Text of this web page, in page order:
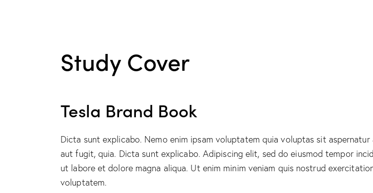
Study Cover
Tesla Brand Book
Dicta sunt explicabo. Nemo enim ipsam voluptatem quia voluptas sit
aut fugit, quia. Dicta sunt explicabo. Adipiscing elit, sed do eiusmod tempor
ut labore et dolore magna aliqua. Ut enim minim veniam quis nostrud
voluptatem.